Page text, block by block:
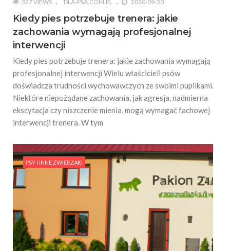
327 VIEWS DLA-PSA.COM.PL 2020-09-30
Kiedy pies potrzebuje trenera: jakie
zachowania wymagają profesjonalnej
interwencji
Kiedy pies potrzebuje trenera: jakie zachowania wymagają
profesjonalnej interwencji Wielu właścicieli psów
doświadcza trudności wychowawczych ze swoimi pupilkami.
Niektóre niepożądane zachowania, jak agresja, nadmierna
ekscytacja czy niszczenie mienia, mogą wymagać fachowej
interwencji trenera. W tym
PSY I INNE ZWIERZAKI